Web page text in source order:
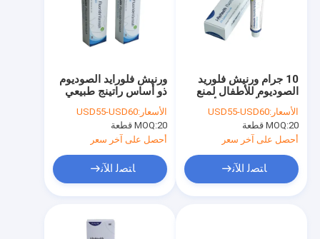
ورنيش فلورايد الصوديوم
ذو أساس راتينج طبيعي
5٪ سريع الجفاف
الأسعار:USD55-USD60
MOQ:20 قطعة
أحصل على آخر سعر
ﺎﺘﺼﻟ ﺍﻶﻧ
10 جرام ورنيش فلوريد
الصوديوم للأطفال لمنع
تسوس الأسنان والأسنان
CE
الأسعار:USD55-USD60
MOQ:20 قطعة
أحصل على آخر سعر
ﺎﺘﺼﻟ ﺍﻶﻧ